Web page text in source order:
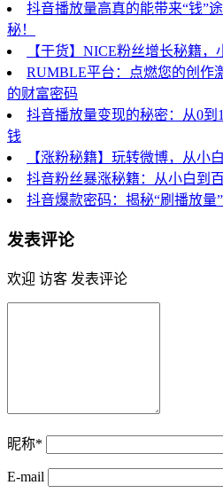
抖音播放量高真的能带来“钱”
秘！
【干货】NICE粉丝增长秘籍，
RUMBLE平台：点燃您的创作
的财富密码
抖音播放量变现的秘密：从0
钱
【涨粉秘籍】玩转微博，从小
抖音粉丝暴涨秘籍：从小白到
抖音爆款密码：揭秘“刷播放量
发表评论
欢迎 访客 发表评论
昵称*
E-mail